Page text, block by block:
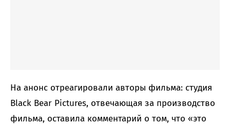
На анонс отреагировали авторы фильма: студия
Black Bear Pictures, отвечающая за производство
фильма, оставила комментарий о том, что «это